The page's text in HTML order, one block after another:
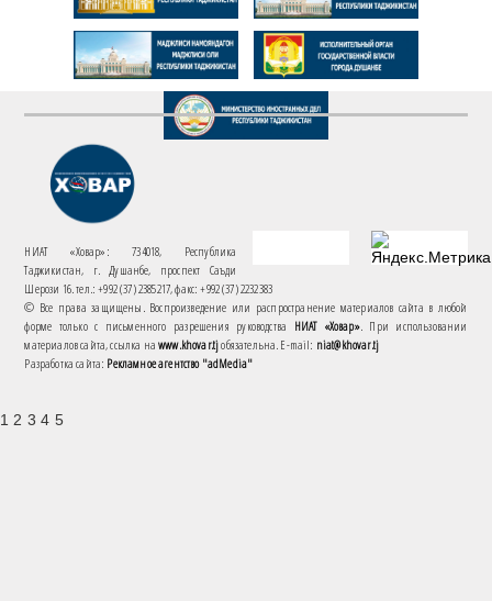
НИАТ «Ховар»: 734018, Республика
Таджикистан, г. Душанбе, проспект Саъди
Шерози 16. тел.: +992 (37) 2385217, факс: +992 (37) 2232383
© Все права защищены. Воспроизведение или распространение материалов сайта в любой
форме только с письменного разрешения руководства НИАТ «Ховар». При использовании
материалов сайта, ссылка наwww.khovar.tjобязательна. E-mail: niat@khovar.tj
Разработка сайта: Рекламное агентство "adMedia"
1 2 3 4 5